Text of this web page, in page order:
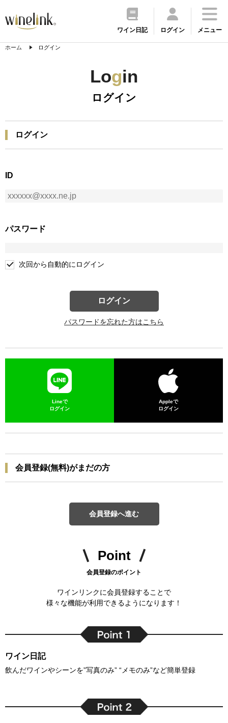
ワイン日記 ログイン メニュー
ホーム ログイン
Login
ログイン
ログイン
ID
パスワード
次回から自動的にログイン
ログイン
パスワードを忘れた方はこちら
Lineで
ログイン
Appleで
ログイン
会員登録(無料)がまだの方
会員登録へ進む
Point
会員登録のポイント
ワインリンクに会員登録することで
様々な機能が利用できるようになります！
ワイン日記
飲んだワインやシーンを”写真のみ” “メモのみ”など簡単登録